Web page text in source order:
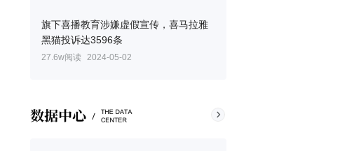
旗下喜播教育涉嫌虚假宣传，喜马拉雅
黑猫投诉达3596条
27.6w阅读 2024-05-02